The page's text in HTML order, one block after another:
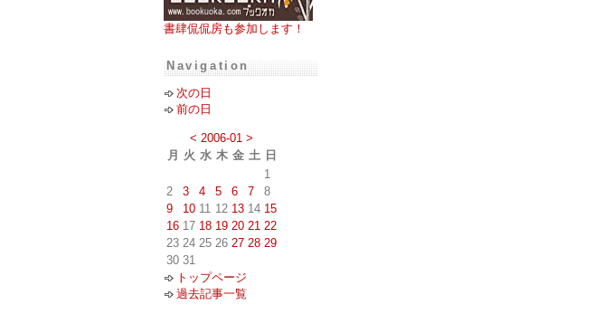
書肆侃侃房も参加します！
Navigation
次の日
前の日
< 2006-01 >
月
火 水 木 金 土 日
1
2
3 4 5 6 7
8
9
10 11 12 13 14 15
16 17 18 19 20 21 22
23 24 25 26 27 28 29
30 31
トップページ
過去記事一覧